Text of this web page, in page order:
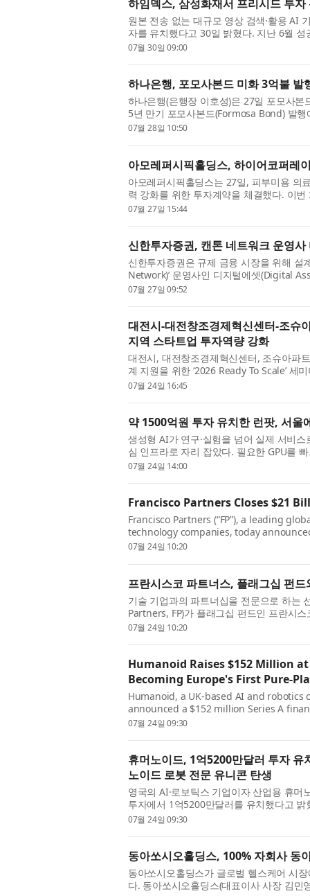
하임덱스, 삼성화재서 프리시드 투
원본 전송 없는 대규모 영상 검색·활용 AI
자를 유치했다고 30일 밝혔다. 지난 6월
B2B 영상 분석 시장 공략에 본격적인 속도
07월 30일 09:00
하나은행, 포모사본드 미화 3억불 발
하나은행(은행장 이호성)은 27일 포모사
5년 만기 포모사본드(Formosa Bond) 발
은 2019년 6월 미화 4억불 규모의 포모사
07월 28일 10:50
아모레퍼시픽홀딩스, 하이어코퍼레
아모레퍼시픽홀딩스는 27일, 피부미용 의
력 강화를 위한 투자계약을 체결했다. 이
시술과 일상적인 스킨케어를 연결하는 차
07월 27일 15:44
신한투자증권, 캔톤 네트워크 운영
신한투자증권은 규제 금융 시장을 위해 설
Network)’ 운영사인 디지털에셋(Digital
드리슨 호로위츠(Andreessen Horowitz)
07월 27일 09:52
대전시-대전창조경제혁신센터-조슈
지역 스타트업 투자역량 강화
대전시, 대전창조경제혁신센터, 조슈아파
계 지원을 위한 ‘2026 Ready To Scale’
기업이 투자유치 전략을 구체화하고 투자
07월 24일 16:45
약 1500억원 투자 유치한 런팟, 서울
생성형 AI가 연구·실험을 넘어 실제 서비
심 인프라로 자리 잡았다. 필요한 GPU를
이 AI 개발 속도를 좌우하는 가운데, AI
07월 24일 14:00
Francisco Partners Closes $21
Francisco Partners (“FP”), a leading
technology companies, today
across its Francisco Partners VIII, L.P.
07월 24일 10:20
프란시스코 파트너스, 플래그십 펀
기술 기업과의 파트너십을 전문으로 하는
Partners, FP)가 플래그십 펀드인 프란시
장 펀드인 프란시스코 파트너스 애질리티
07월 24일 10:20
Humanoid Raises $152 Million
Becoming Europe's First Pure-
Humanoid, a UK-based AI and
announced a $152 million Series A
funding brings the total amount raised
07월 24일 09:30
휴머노이드, 1억5200만달러 투자
노이드 로봇 전문 유니콘 탄생
영국의 AI·로보틱스 기업이자 산업용 휴
투자에서 1억5200만달러를 유치했다고
valuation) 13억5000만달러로 평가됐으며
07월 24일 09:30
동아쏘시오홀딩스, 100% 자회사 동
동아쏘시오홀딩스가 글로벌 헬스케어 시
다. 동아쏘시오홀딩스(대표이사 사장 김